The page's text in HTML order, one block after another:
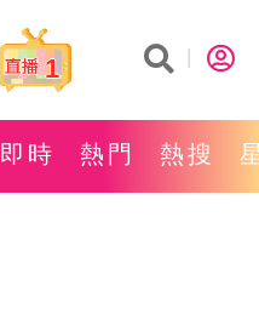
1
即時 熱門 熱搜